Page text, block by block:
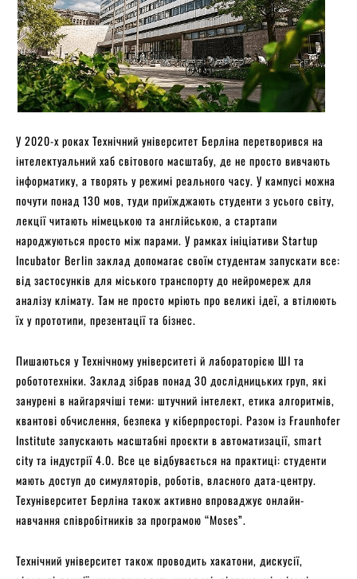
У 2020-х роках Технічний університет Берліна перетворився на
інтелектуальний хаб світового масштабу, де не просто вивчають
інформатику, а творять у режимі реального часу. У кампусі можна
почути понад 130 мов, туди приїжджають студенти з усього світу,
лекції читають німецькою та англійською, а стартапи
народжуються просто між парами. У рамках ініціативи Startup
Incubator Berlin заклад допомагає своїм студентам запускати все:
від застосунків для міського транспорту до нейромереж для
аналізу клімату. Там не просто мріють про великі ідеї, а втілюють
їх у прототипи, презентації та бізнес.
Пишаються у Технічному університеті й лабораторією ШІ та
робототехніки. Заклад зібрав понад 30 дослідницьких груп, які
занурені в найгарячіші теми: штучний інтелект, етика алгоритмів,
квантові обчислення, безпека у кіберпросторі. Разом із Fraunhofer
Institute запускають масштабні проєкти в автоматизації, smart
city та індустрії 4.0. Все це відбувається на практиці: студенти
мають доступ до симуляторів, роботів, власного дата-центру.
Техуніверситет Берліна також активно впроваджує онлайн-
навчання співробітників за програмою “Moses”.
Технічний університет також проводить хакатони, дискусії,